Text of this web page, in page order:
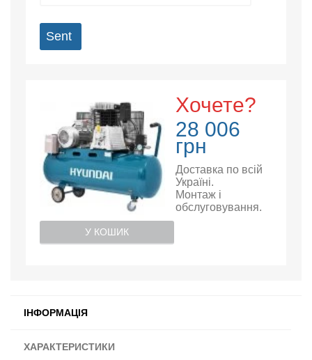
Sent
Хочете?
28 006
грн
Доставка по всій
Україні.
Монтаж і
обслуговування.
У КОШИК
ІНФОРМАЦІЯ
ХАРАКТЕРИСТИКИ